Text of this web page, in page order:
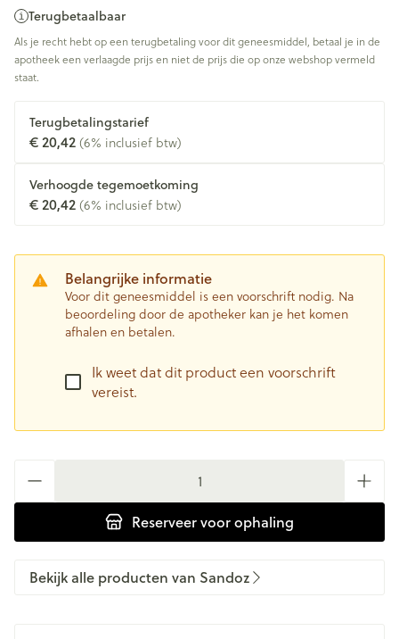
Terugbetaalbaar
Als je recht hebt op een terugbetaling voor dit geneesmiddel, betaal je in de
apotheek een verlaagde prijs en niet de prijs die op onze webshop vermeld
staat.
Terugbetalingstarief
€ 20,42 (6% inclusief btw)
Verhoogde tegemoetkoming
€ 20,42 (6% inclusief btw)
Belangrijke informatie
Voor dit geneesmiddel is een voorschrift nodig. Na
beoordeling door de apotheker kan je het komen
afhalen en betalen.
Ik weet dat dit product een voorschrift
vereist.
Reserveervoor ophaling
Bekijk alle producten van Sandoz